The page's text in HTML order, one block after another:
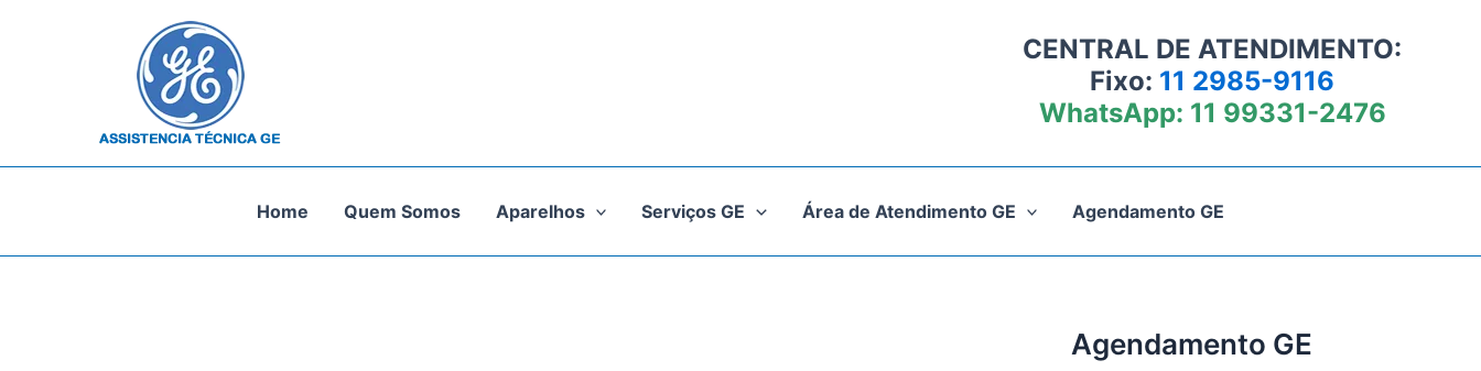
CENTRAL DE ATENDIMENTO:
Fixo: 11 2985-9116
WhatsApp: 11 99331-2476
Home Quem Somos Aparelhos Serviços GE Área de Atendimento GE Agendamento GE
Agendamento GE